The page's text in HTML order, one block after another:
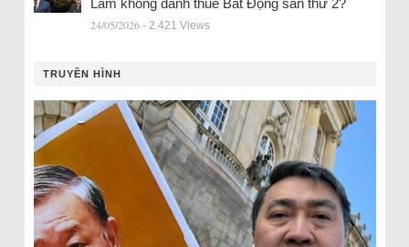
Lâm không đánh thuế Bất Động sản thứ 2?
24/05/2026 - 2.421 Views
TRUYỀN HÌNH